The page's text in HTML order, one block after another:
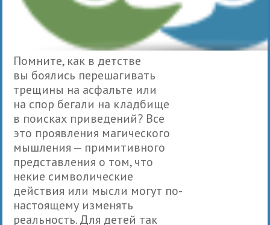
Помните, как в детстве
вы боялись перешагивать
трещины на асфальте или
на спор бегали на кладбище
в поисках приведений? Все
это проявления магического
мышления — примитивного
представления о том, что
некие символические
действия или мысли могут по-
настоящему изменять
реальность. Для детей так